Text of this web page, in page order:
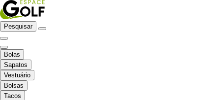
Pesquisar
Bolas
Sapatos
Vestuário
Bolsas
Tacos